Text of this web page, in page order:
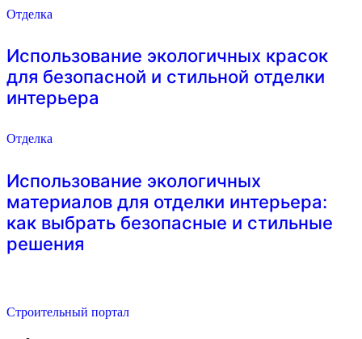
Отделка
Использование экологичных красок
для безопасной и стильной отделки
интерьера
Отделка
Использование экологичных
материалов для отделки интерьера:
как выбрать безопасные и стильные
решения
Строительный портал